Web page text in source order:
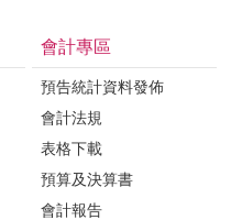
會計專區
預告統計資料發佈
會計法規
表格下載
預算及決算書
會計報告